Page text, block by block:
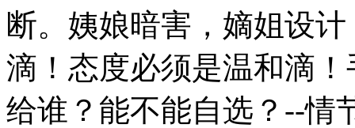
断。姨娘暗害，嫡姐设
滴！态度必须是温和滴
给谁？能不能自选？--情